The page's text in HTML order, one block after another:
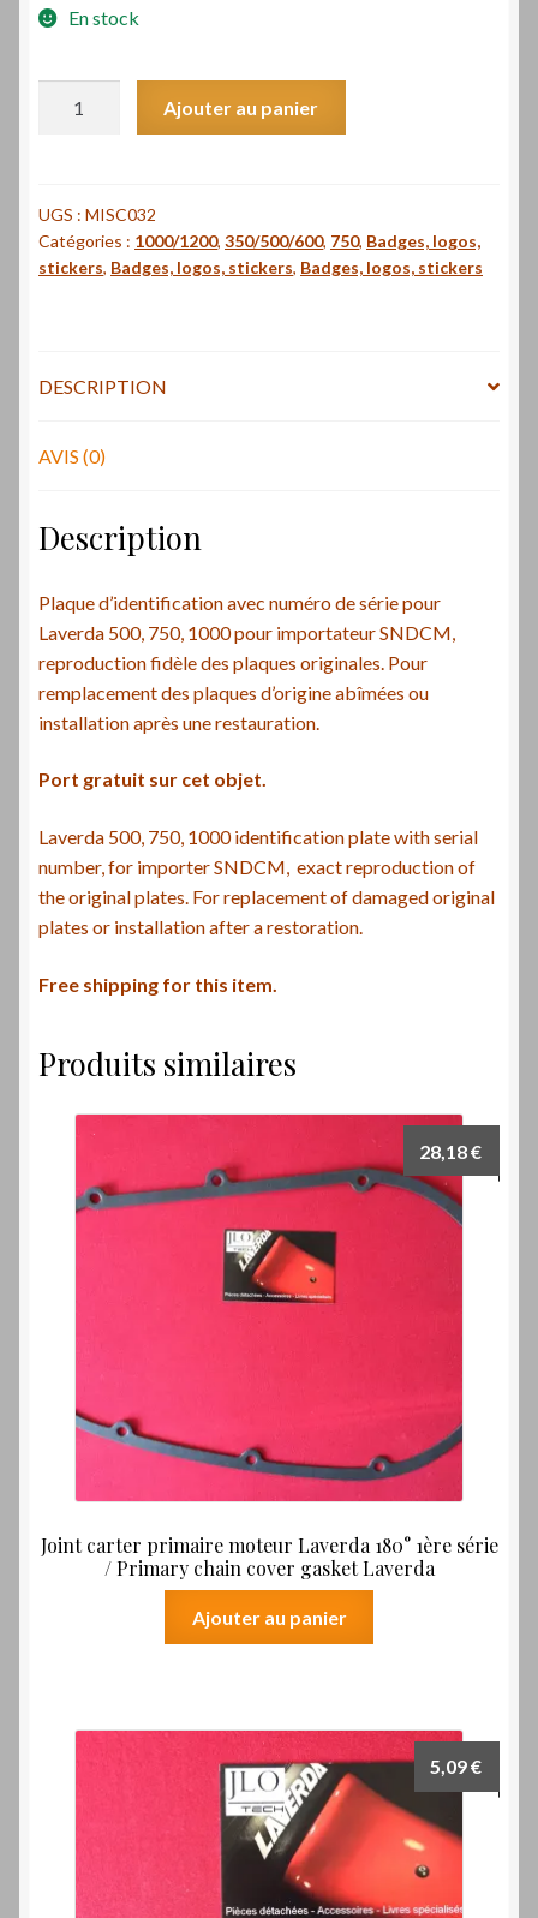
En stock
avec
numéro
de
500,
1000
SNDCM
Identification
plate
importer
SNDCM
Ajouter au panier
UGS : MISC032
Catégories : 1000/1200, 350/500/600, 750, Badges, logos,
stickers, Badges, logos, stickers, Badges, logos, stickers
DESCRIPTION
AVIS (0)
Description
Plaque d’identification avec numéro de série pour
Laverda 500, 750, 1000 pour importateur SNDCM,
reproduction fidèle des plaques originales. Pour
remplacement des plaques d’origine abîmées ou
installation après une restauration.
Port gratuit sur cet objet.
Laverda 500, 750, 1000 identification plate with serial
number, for importer SNDCM, exact reproduction of
the original plates. For replacement of damaged original
plates or installation after a restoration.
Free shipping for this item.
Produits similaires
Joint carter primaire moteur Laverda 180° 1ère série
/ Primary chain cover gasket Laverda
28,18€
Ajouter au panier
5,09€